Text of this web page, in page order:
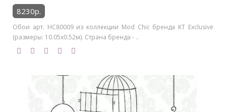
8230р.
Обои арт. HC80009 из коллекции Mod Chic бренда KT Exclusive
(размеры: 10.05х0.52м). Страна бренда - ..